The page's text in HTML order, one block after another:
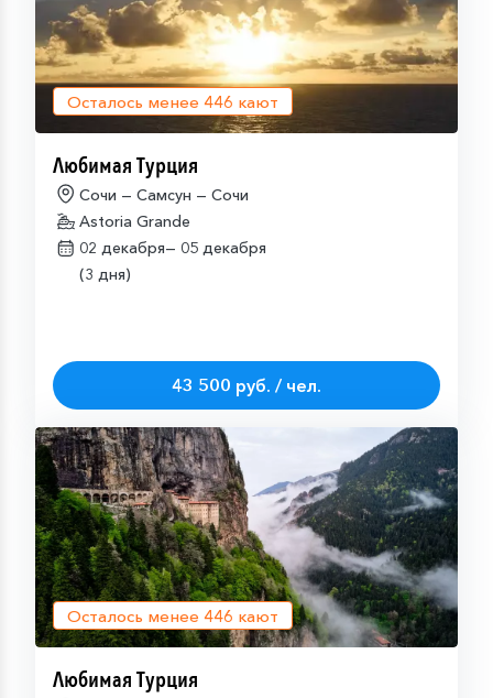
Осталось менее 446 кают
Любимая Турция
Сочи — Самсун — Сочи
Astoria Grande
02 декабря— 05 декабря
(3 дня)
43 500 руб. / чел.
Осталось менее 446 кают
Любимая Турция